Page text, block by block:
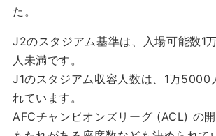
た。
J2のスタジアム基準は、入場可能数1
人未満です。
J1のスタジアム収容人数は、1万5000
れています。
AFCチャンピオンズリーグ (ACL) の